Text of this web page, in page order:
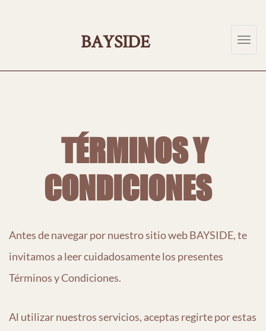
BAYSIDE
2025
TÉRMINOS Y
CONDICIONES
Antes de navegar por nuestro sitio web BAYSIDE, te
invitamos a leer cuidadosamente los presentes
Términos y Condiciones.
Al utilizar nuestros servicios, aceptas regirte por estas